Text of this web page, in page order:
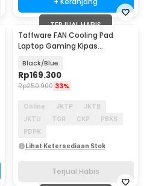
TERJUAL HABIS
Taffware FAN Cooling Pad
Laptop Gaming Kipas
Black/Blue
Rp169.300
Rp250.900 33%
Online JKTP
JKTB
JKTU
TGR CKP
PBKS
PDPK
Lihat Ketersediaan Stok
Terjual Habis